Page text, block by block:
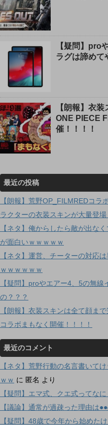
【疑問】pro
ラグは諦めて
【朗報】衣
ONE PIECE
催！！！！
最近の投稿
【朗報】荒野OP_FILMREDコラ
ラクターの衣装スキンが大量登場
【ネタ】俺からしたら敵が出な
が面白いｗｗｗｗｗ
【ネタ】運営、チーターの対応
ｗｗｗｗｗｗ
【疑問】proやエアー4、5の無
の？？？
【朗報】衣装スキンは全て顔ま
コラボまもなく開催！！！！
最近のコメント
【ネタ】荒野行動の名言書いて
ｗｗ に 匿名 より
【疑問】エマ式、クエ式ってなに
【議論】通常が過疎った理由は
【疑問】48歳で今年から始めた